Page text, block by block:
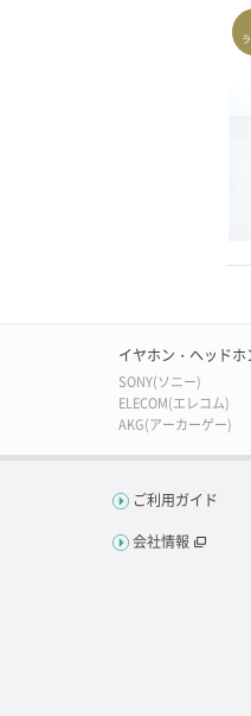
イヤホン・ヘッド
SONY(ソニー)
ELECOM(エレコム)
AKG(アーカーゲー)
ご利用ガイド
会社情報